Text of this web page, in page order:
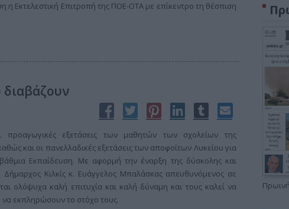
η Εκτελεστική Επιτροπή της ΠΟΕ-ΟΤΑ με επίκεντρο τη θέσπιση
προαγωγικές εξετάσεις των μαθητών των σχολείων της
και οι πανελλαδικές εξετάσεις των αποφοίτων Λυκείου για
Εκπαίδευση. Με αφορμή την έναρξη της δύσκολης και
Δήμαρχος Κιλκίς κ. Ευάγγελος Μπαλάσκας απευθυνόμενος σε
ολόψυχα καλή επιτυχία και καλή δύναμη και τους καλεί να
να εκπληρώσουν το στόχο τους.